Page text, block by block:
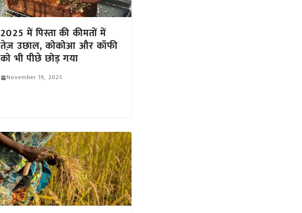
2025 में पिस्ता की कीमतों में
तेज़ उछाल, कोकोआ और कॉफी
को भी पीछे छोड़ गया
November 19, 2025